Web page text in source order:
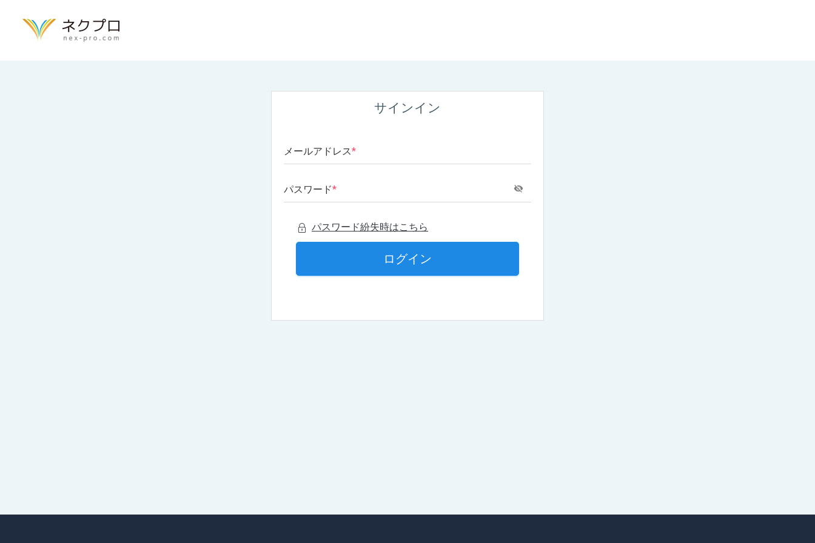
サインイン
メールアドレス*
パスワード*
パスワード紛失時はこちら
ログイン